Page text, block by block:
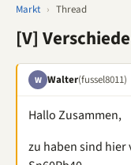
Markt › Thread
[V]
W Walter(fussel8011)
Hallo Zusammen,
zu haben sind hier